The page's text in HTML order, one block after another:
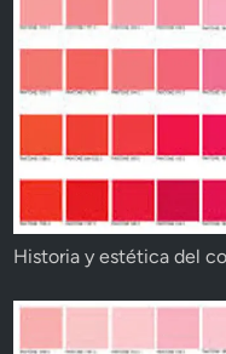
Historia y estética del